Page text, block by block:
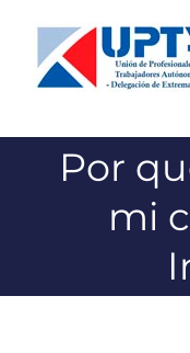
contenido
Por
mi